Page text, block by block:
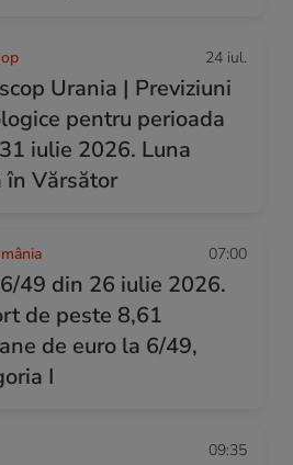
24 iul.
Urania | Previziuni
pentru perioada
iulie 2026. Luna
în Vărsător
07:00
49 din 26 iulie 2026.
de peste 8,61
de euro la 6/49,
I
09:35